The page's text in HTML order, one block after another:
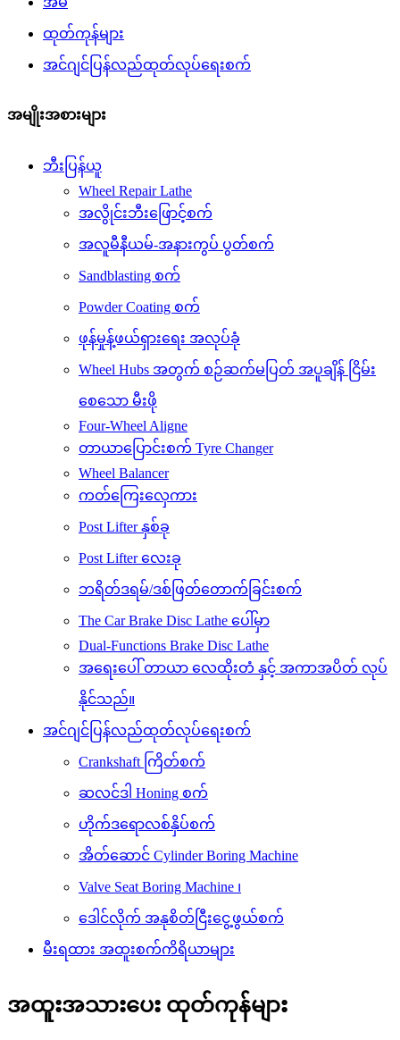
ထုတ်ကုန်များ
အင်ဂျင်ပြန်လည်ထုတ်လုပ်ရေးစက်
အမျိုးအစားများ
ဘီးပြန်ယူ
Wheel Repair Lathe
အလွိုင်းဘီးဖြောင့်စက်
အလူမီနီယမ်-အနားကွပ် ပွတ်စက်
Sandblasting စက်
Powder Coating စက်
ဖုန်မှုန့်ဖယ်ရှားရေး အလုပ်ခုံ
Wheel Hubs အတွက် စဉ်ဆက်မပြတ် အပူချိန် ငြိမ်း
စေသော မီးဖို
Four-Wheel Aligne
တာယာပြောင်းစက် Tyre Changer
Wheel Balancer
ကတ်ကြေးလှေကား
Post Lifter နှစ်ခု
Post Lifter လေးခု
ဘရိတ်ဒရမ်/ဒစ်ဖြတ်တောက်ခြင်းစက်
The Car Brake Disc Lathe ပေါ်မှာ
Dual-Functions Brake Disc Lathe
အရေးပေါ် တာယာ လေထိုးတံ နှင့် အကာအပိတ် လုပ်
နိုင်သည်။
အင်ဂျင်ပြန်လည်ထုတ်လုပ်ရေးစက်
Crankshaft ကြိတ်စက်
ဆလင်ဒါ Honing စက်
ဟိုက်ဒရောလစ်နှိပ်စက်
အိတ်ဆောင် Cylinder Boring Machine
Valve Seat Boring Machine ၊
ဒေါင်လိုက် အနုစိတ်ငြီးငွေ့ဖွယ်စက်
မီးရထား အထူးစက်ကိရိယာများ
အထူးအသားပေး ထုတ်ကုန်များ